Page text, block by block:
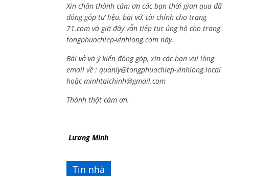
Xin chân thành cám ơn các bạn thời gian qua đã
đóng góp tư liệu, bài vở, tài chính cho trang
71.com và giờ đây vẫn tiếp tục ủng hộ cho trang
tongphuochiep-vinhlong.com này.
Bài vở và ý kiến đóng góp, xin các bạn vui lòng
email về : quanly@tongphuochiep-vinhlong.local
hoặcminhtaichinh@gmail.com
Thành thật cám ơn.
Lương Minh
Tin nhà